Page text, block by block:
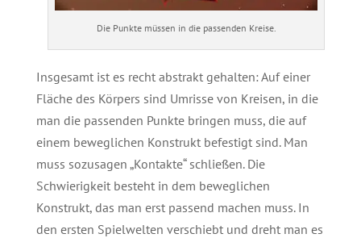
Die Punkte müssen in die passenden Kreise.
Insgesamt ist es recht abstrakt gehalten: Auf einer
Fläche des Körpers sind Umrisse von Kreisen, in die
man die passenden Punkte bringen muss, die auf
einem beweglichen Konstrukt befestigt sind. Man
muss sozusagen „Kontakte“ schließen. Die
Schwierigkeit besteht in dem beweglichen
Konstrukt, das man erst passend machen muss. In
den ersten Spielwelten verschiebt und dreht man es